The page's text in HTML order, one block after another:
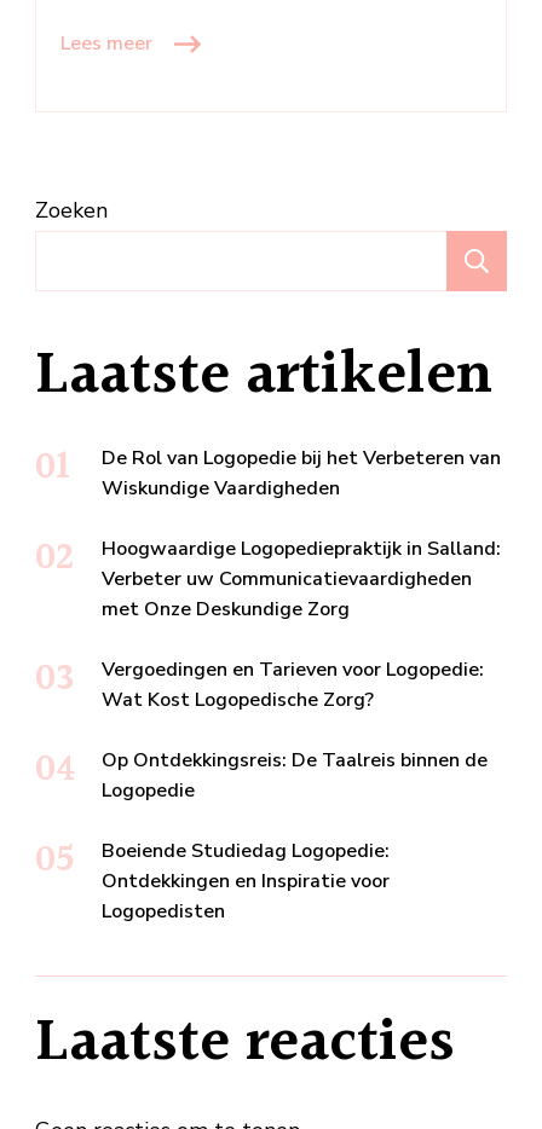
Lees meer
Zoeken
Laatste artikelen
De Rol van Logopedie bij het Verbeteren van
Wiskundige Vaardigheden
Hoogwaardige Logopediepraktijk in Salland:
Verbeter uw Communicatievaardigheden
met Onze Deskundige Zorg
Vergoedingen en Tarieven voor Logopedie:
Wat Kost Logopedische Zorg?
Op Ontdekkingsreis: De Taalreis binnen de
Logopedie
Boeiende Studiedag Logopedie:
Ontdekkingen en Inspiratie voor
Logopedisten
Laatste reacties